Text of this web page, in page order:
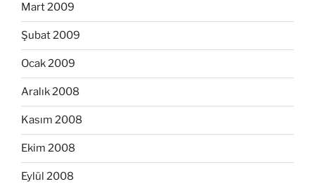
Mart 2009
Şubat 2009
Ocak 2009
Aralık 2008
Kasım 2008
Ekim 2008
Eylül 2008